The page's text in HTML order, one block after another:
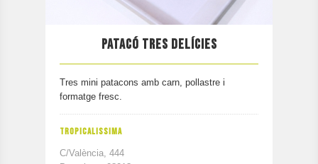
PATACÓ TRES DELÍCIES
Tres mini patacons amb carn, pollastre i
formatge fresc.
TROPICALISSIMA
C/València, 444